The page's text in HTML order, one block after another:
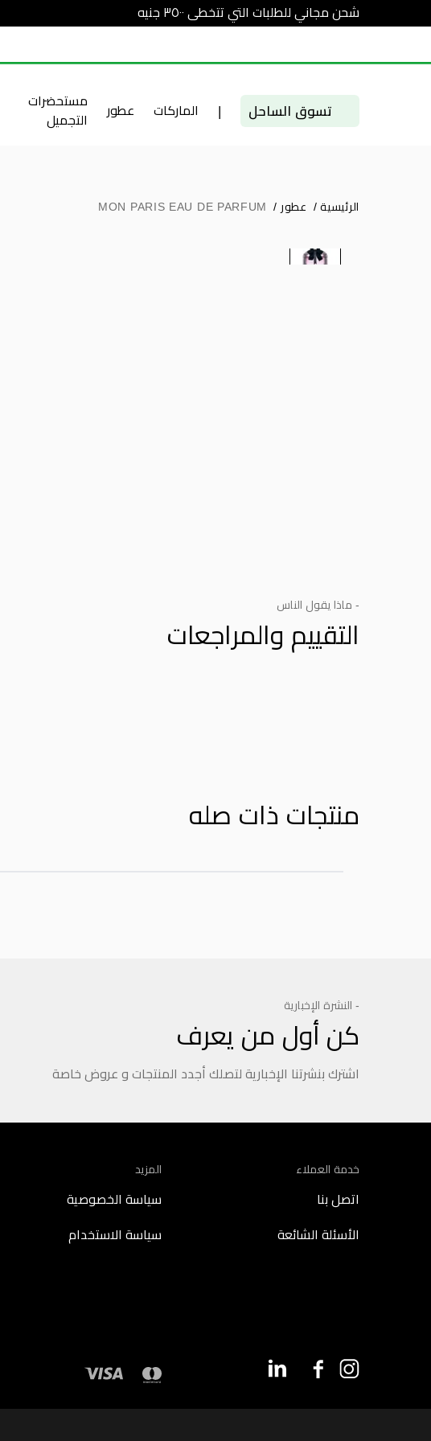
شحن مجاني للطلبات التي تتخطى ٣٥٠٠ جنيه
تسوق الساحل | الماركات عطور
مستحضرات
التجميل
الرئيسية / عطور /
MON PARIS EAU DE PARFUM
- ماذا يقول الناس
التقييم والمراجعات
منتجات ذات صله
- النشرة الإخبارية
كن أول من يعرف
اشترك بنشرتنا الإخبارية لتصلك أجدد المنتجات و عروض خاصة
خدمة العملاء
اتصل بنا
الأسئلة الشائعة
المزيد
سياسة الخصوصية
سياسة الاستخدام